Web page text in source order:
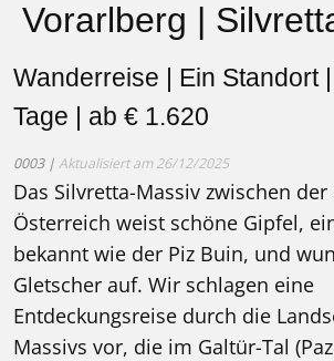
Vorarlberg |
Wanderreise | Ein Standort
Tage | ab € 1.620
0003 | Aktualisiert am 26/12/2025
Das Silvretta-Massiv zwischen der
Österreich weist schöne Gipfel,
bekannt wie der Piz Buin, und
Gletscher auf. Wir schlagen eine
Entdeckungsreise durch die
Massivs vor, die im Galtür-Tal